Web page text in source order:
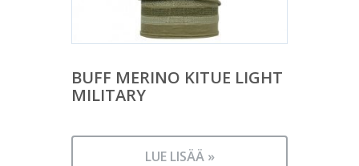
BUFF MERINO KITUE LIGHT
MILITARY
LUE LISÄÄ »